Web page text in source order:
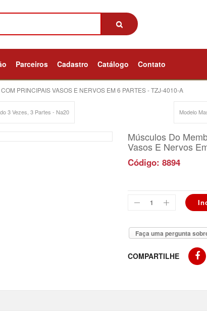
Parceiros Cadastro Catálogo Contato
PRINCIPAIS VASOS E NERVOS EM 6 PARTES - TZJ-4010-A
3 Vezes, 3 Partes - Na20 Modelo
Músculos Do
Vasos E Nervos
Código: 8894
Faça uma pergunta
COMPARTILHE